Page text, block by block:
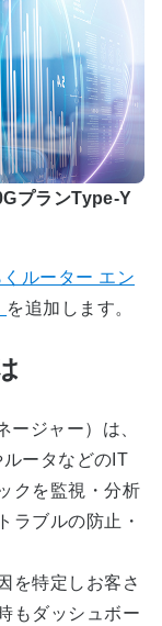
プランType-Y
くルーター エン
を追加します。
ジャー）は、
ータなどのIT
クを監視・分析
ラブルの防止・
を特定しお客さ
もダッシュボー